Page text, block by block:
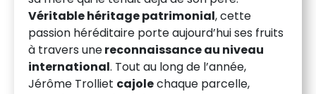
Véritable héritage patrimonial, cette
passion héréditaire porte aujourd’hui ses fruits
à travers unereconnaissance au niveau
international. Tout au long de l’année,
Jérôme Trolliet cajolechaque parcelle,